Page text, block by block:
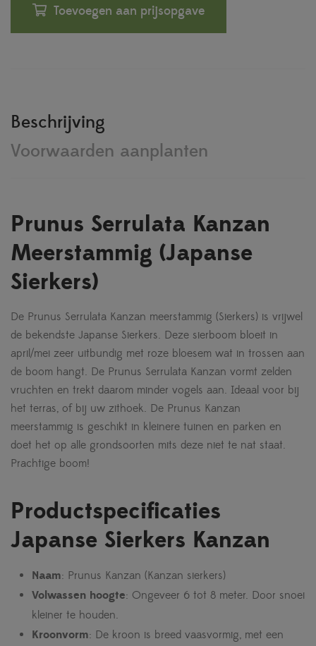
Toevoegen aan prijsopgave
Beschrijving
Voorwaarden aanplanten
Prunus Serrulata Kanzan
Meerstammig (Japanse
Sierkers)
De Prunus Serrulata Kanzan meerstammig (Sierkers) is vrijwel
de bekendste Japanse Sierkers. Deze sierboom bloeit in
april/mei zeer uitbundig met roze bloesem wat in trossen aan
de boom hangt. De Prunus Serrulata Kanzan vormt zelden
vruchten en trekt daarom minder vogels aan. Ideaal voor bij
het terras, of bij uw zithoek. De Prunus Kanzan
meerstammig is geschikt in kleinere tuinen en parken en
doet het op alle grondsoorten mits deze niet te nat staat.
Prachtige boom!
Productspecificaties
Japanse Sierkers Kanzan
Naam: Prunus Kanzan (Kanzan sierkers)
Volwassen hoogte: Ongeveer 6 tot 8 meter. Door snoei
kleiner te houden.
Kroonvorm: De kroon is breed vaasvormig, met een